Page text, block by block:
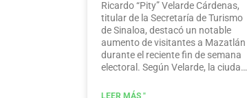
Ricardo “Pity” Velarde Cárdenas,
titular de la Secretaría de Turismo
de Sinaloa, destacó un notable
aumento de visitantes a Mazatlán
durante el reciente fin de semana
electoral. Según Velarde, la ciudad
significativo en los niveles de
LEER MÁS "